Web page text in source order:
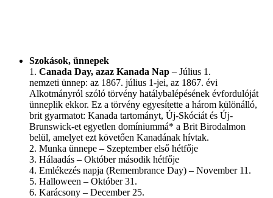
Szokások, ünnepek
1. Canada Day, azaz Kanada Nap – Július 1.
nemzeti ünnep: az 1867. július 1-jei, az 1867. évi
Alkotmányról szóló törvény hatálybalépésének évfordulóját
ünneplik ekkor. Ez a törvény egyesítette a három különálló,
brit gyarmatot: Kanada tartományt, Új-Skóciát és Új-
Brunswick-et egyetlen domíniummá* a Brit Birodalmon
belül, amelyet ezt követően Kanadának hívtak.
2. Munka ünnepe – Szeptember első hétfője
3. Hálaadás – Október második hétfője
4. Emlékezés napja (Remembrance Day) – November 11.
5. Halloween – Október 31.
6. Karácsony – December 25.